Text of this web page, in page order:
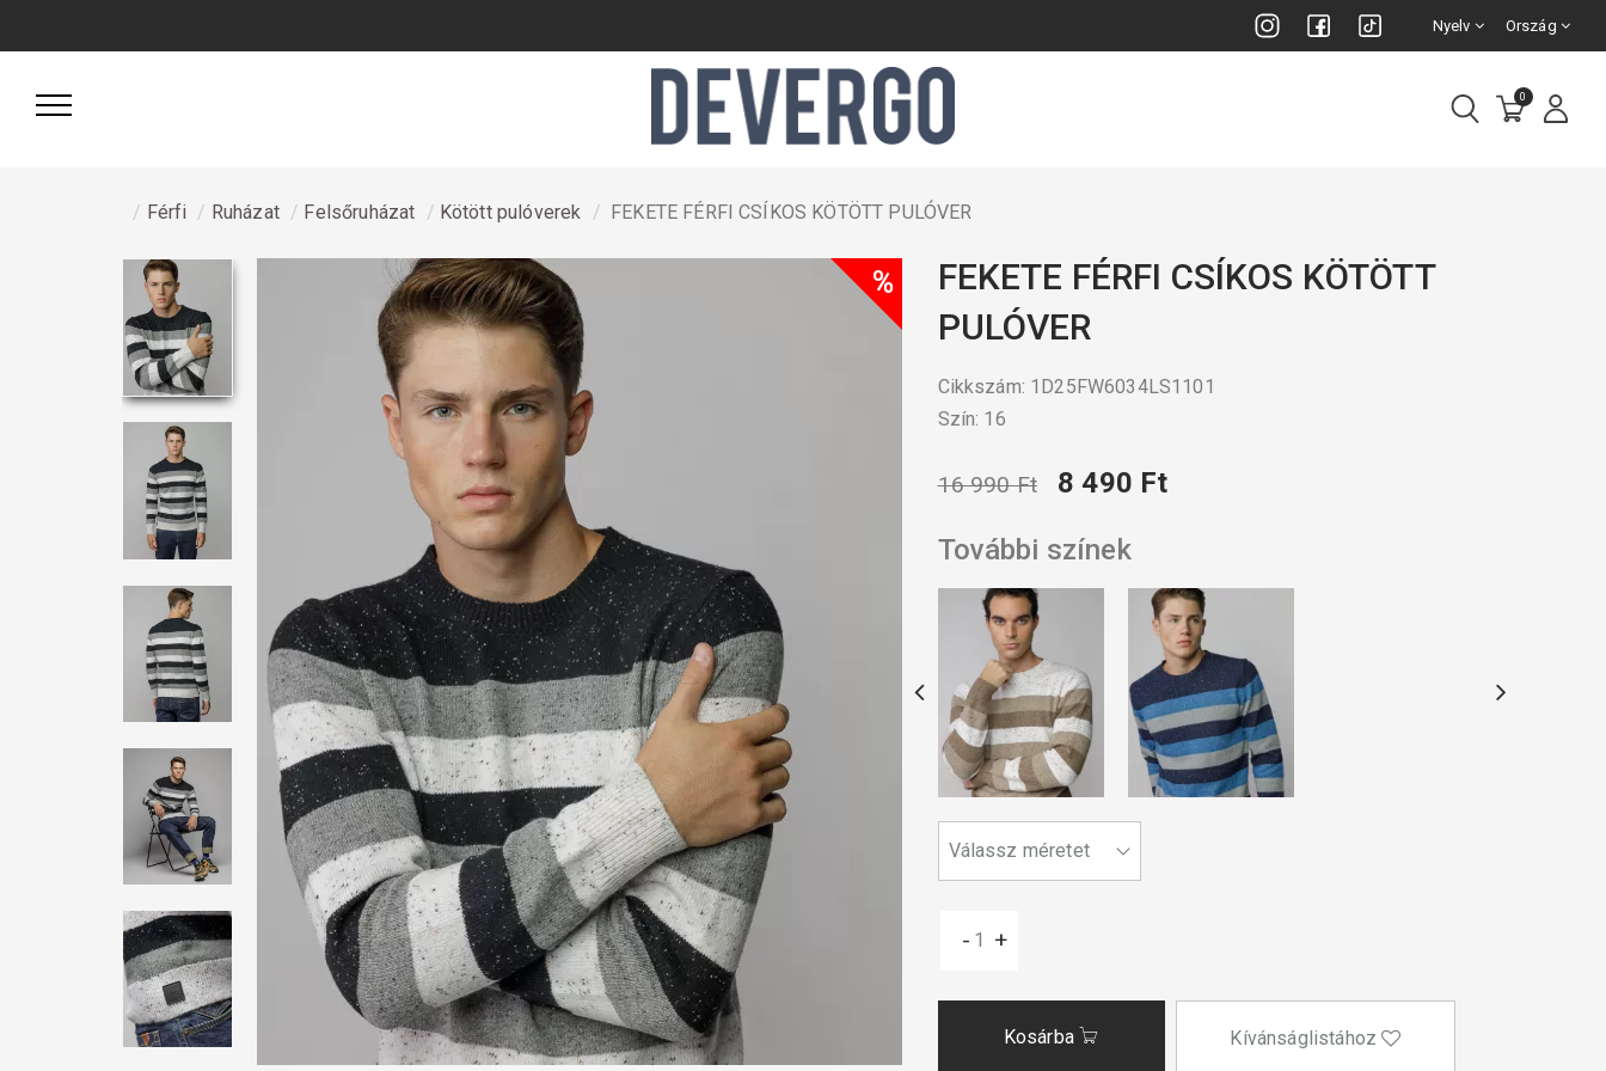
Nyelv Ország
0
Férfi Ruházat Felsőruházat Kötött pulóverek FEKETE FÉRFI CSÍKOS KÖTÖTT PULÓVER
%
FEKETE FÉRFI CSÍKOS KÖTÖTT
PULÓVER
Cikkszám: 1D25FW6034LS1101
Szín: 16
16 990 Ft
8 490 Ft
További színek
- +
Kosárba Kívánságlistához